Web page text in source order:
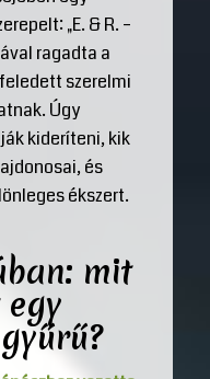
„E. & R. –
ragadta a
szerelmi
Úgy
kideríteni, kik
és
ékszert.
mit